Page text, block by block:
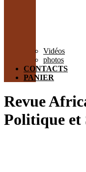
Vidéos
photos
CONTACTS
PANIER
Revue
Politique et